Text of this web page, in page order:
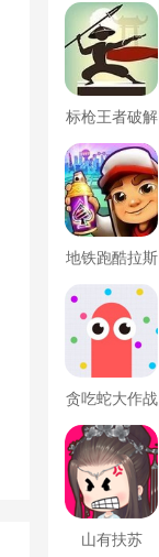
标枪王者破解
版无限金币钻
石内置菜单
地铁跑酷拉斯
维加斯新触控
内置菜单版
贪吃蛇大作战
破解版
山有扶苏